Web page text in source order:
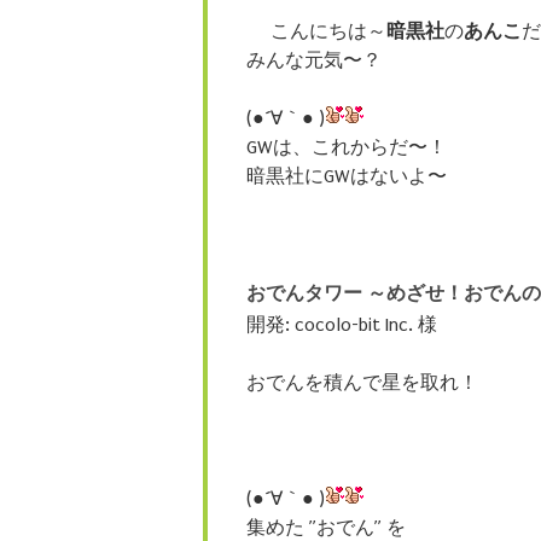
こんにちは～ 暗黒社のあんこ
みんな元気〜？
(●´∀｀● )
GWは、これからだ〜！
暗黒社にGWはないよ〜
おでんタワー ～めざせ！おでん
開発: cocolo-bit Inc. 様
おでんを積んで星を取れ！
(●´∀｀● )
集めた ”おでん” を